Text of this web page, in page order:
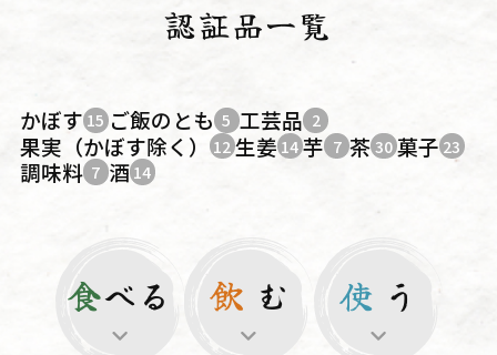
認証品一覧
かぼす 15 ご飯のとも 5 工芸品 2
果実（かぼす除く） 12生姜 14 芋 7 茶30菓子 23
調味料 7 酒 14
食べる 飲 む 使 う